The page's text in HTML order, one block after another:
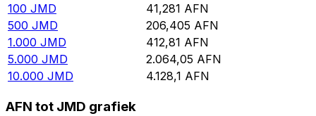
100 JMD 41,281 AFN
500 JMD 206,405 AFN
1.000 JMD 412,81 AFN
5.000 JMD 2.064,05 AFN
10.000 JMD 4.128,1 AFN
AFN tot JMD grafiek